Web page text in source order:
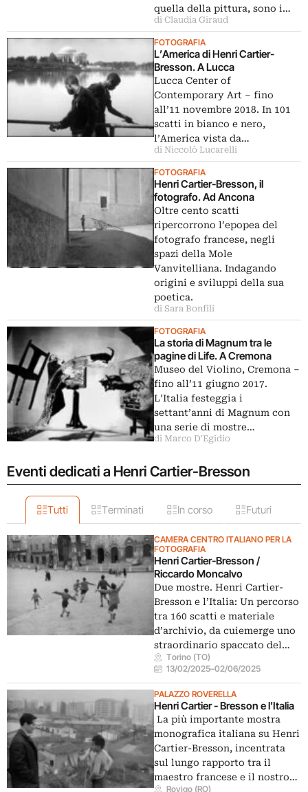
quella della pittura, sono i…
di Claudia Giraud
FOTOGRAFIA
L’America di Henri Cartier-
Bresson. A Lucca
Lucca Center of
Contemporary Art ‒ fino
all’11 novembre 2018. In 101
scatti in bianco e nero,
l’America vista da…
di Niccolò Lucarelli
FOTOGRAFIA
Henri Cartier-Bresson, il
fotografo. Ad Ancona
Oltre cento scatti
ripercorrono l’epopea del
fotografo francese, negli
spazi della Mole
Vanvitelliana. Indagando
origini e sviluppi della sua
poetica.
di Sara Bonfili
FOTOGRAFIA
La storia di Magnum tra le
pagine di Life. A Cremona
Museo del Violino, Cremona –
fino all’11 giugno 2017.
L’Italia festeggia i
settant’anni di Magnum con
una serie di mostre…
di Marco D'Egidio
Eventi dedicati a Henri Cartier-Bresson
Tutti Terminati In corso Futuri
CAMERA CENTRO ITALIANO PER LA
FOTOGRAFIA
Henri Cartier-Bresson /
Riccardo Moncalvo
Due mostre. Henri Cartier-
Bresson e l’Italia: Un percorso
tra 160 scatti e materiale
d’archivio, da cuiemerge uno
straordinario spaccato del…
Torino (TO)
13/02/2025–02/06/2025
PALAZZO ROVERELLA
Henri Cartier - Bresson e l'Italia
La più importante mostra
monografica italiana su Henri
Cartier-Bresson, incentrata
sul lungo rapporto tra il
maestro francese e il nostro…
Rovigo (RO)